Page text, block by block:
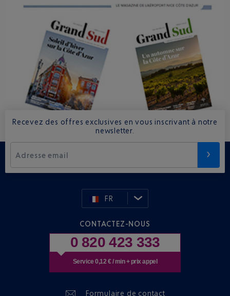
Recevez des offres exclusives en vous inscrivant à notre
newsletter.
Adresse email
FR
CONTACTEZ-NOUS
0 820 423 333
Service 0,12 € / min + prix appel
Formulaire de contact